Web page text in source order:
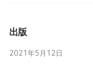
出版
2021年5月12日